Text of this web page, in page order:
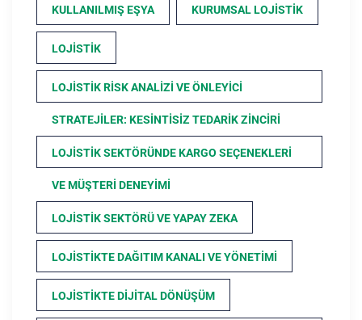
KULLANILMIŞ EŞYA KURUMSAL LOJISTIK
LOJISTIK
LOJISTIK RISK ANALIZI VE ÖNLEYICI
STRATEJILER: KESINTISIZ TEDARIK ZINCIRI
LOJISTIK SEKTÖRÜNDE KARGO SEÇENEKLERI
VE MÜŞTERI DENEYIMI
LOJISTIK SEKTÖRÜ VE YAPAY ZEKA
LOJISTIKTE DAĞITIM KANALI VE YÖNETIMI
LOJISTIKTE DIJITAL DÖNÜŞÜM